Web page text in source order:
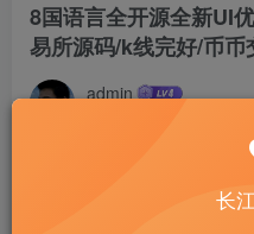
8国语言全开源全新UI
易所源码/k线完好/币币
admin
长